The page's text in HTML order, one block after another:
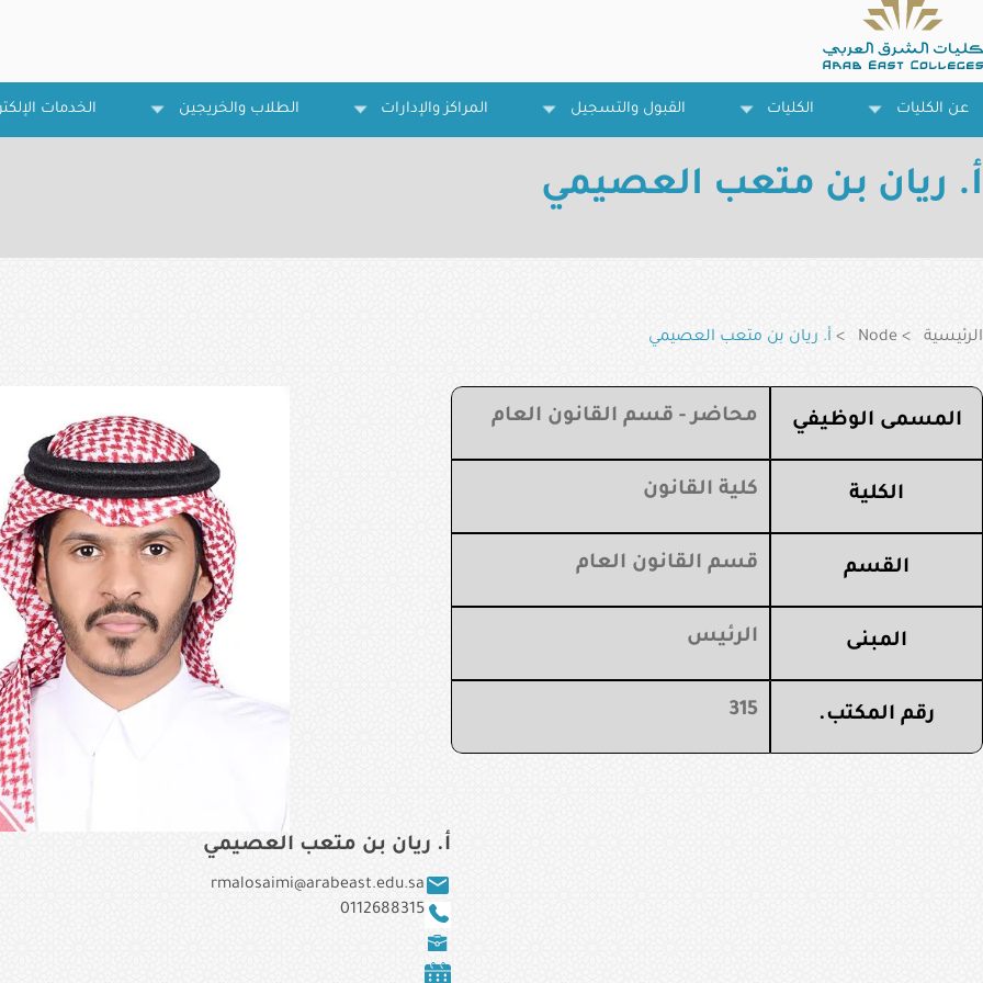
إلى
المحتوى
الرئيسي
عن الكليات الكليات القبول والتسجيل المراكز والإدارات الطلاب والخريجين الخدمات
أ. ريان بن متعب العصيمي
التنقل
الرئيسية Node أ. ريان بن متعب العصيمي
المسمى الوظيفي محاضر - قسم القانون العام
الكلية كلية القانون
القسم قسم القانون العام
المبنى الرئيس
رقم المكتب. 315
أ. ريان بن متعب العصيمي
rmalosaimi@arabeast.edu.sa
0112688315